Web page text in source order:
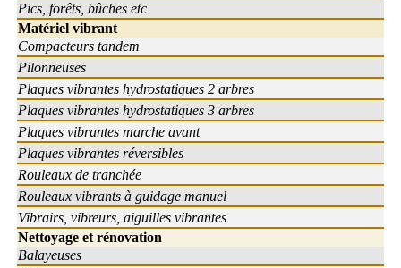
Pics, forêts, bûches etc
Matériel vibrant
Compacteurs tandem
Pilonneuses
Plaques vibrantes hydrostatiques 2 arbres
Plaques vibrantes hydrostatiques 3 arbres
Plaques vibrantes marche avant
Plaques vibrantes réversibles
Rouleaux de tranchée
Rouleaux vibrants à guidage manuel
Vibrairs, vibreurs, aiguilles vibrantes
Nettoyage et rénovation
Balayeuses